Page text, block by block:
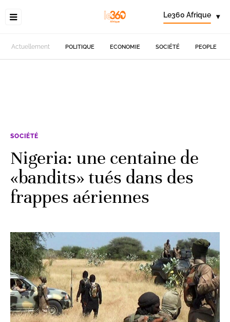
Le360 Afrique ▾
Actuellement POLITIQUE ECONOMIE SOCIÉTÉ PEOPLE
SOCIÉTÉ
Nigeria: une centaine de
«bandits» tués dans des
frappes aériennes